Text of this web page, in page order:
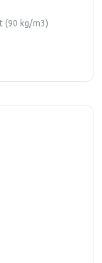
(90 kg/m3)